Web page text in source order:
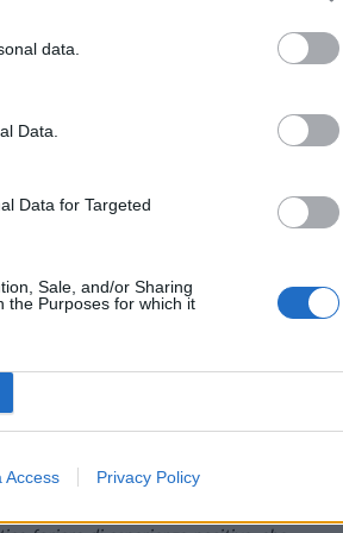
data.
Data.
Data for Targeted
Sale, and/or Sharing
the Purposes for which it
Access Privacy Policy
aggiuntivo sale addirittura al 68%.
riconoscano il valore aggiunto e ne
di app per smartphone. Tuttavia
é il futuro“, afferma Ulrich Grote,
la massima comodità attraverso un
tra loro superando i limiti posti
di massa. “Il tempo delle soluzioni
aperta e facilmente fruibile per
sempre sul nostro sistema aperto e
si sta spostando su ciò di cui ha